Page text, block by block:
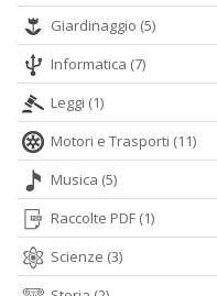
Giardinaggio (5)
Informatica (7)
Leggi (1)
Motori e Trasporti (11)
Musica (5)
Raccolte PDF (1)
Scienze (3)